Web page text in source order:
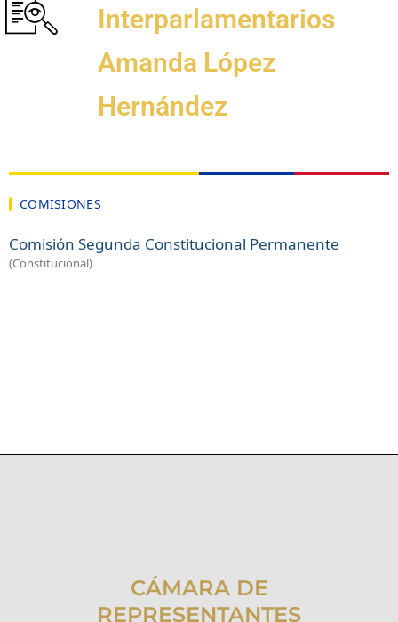
Interparlamentarios
Amanda López
Hernández
COMISIONES
Comisión Segunda Constitucional Permanente
(Constitucional)
CÁMARA DE
REPRESENTANTES